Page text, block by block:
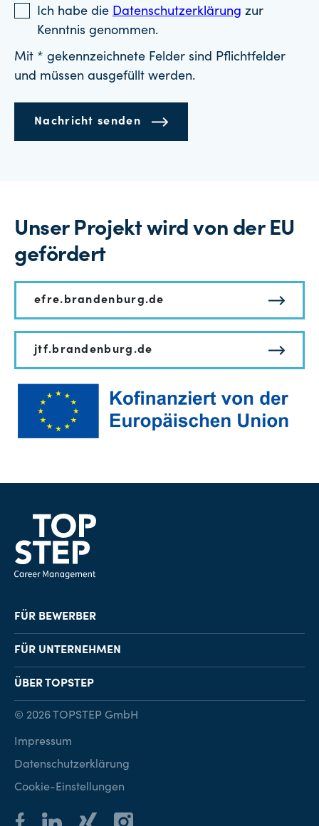
Ich habe die Datenschutzerklärung zur
Kenntnis genommen.
Mit * gekennzeichnete Felder sind Pflichtfelder
und müssen ausgefüllt werden.
Nachricht senden
Unser Projekt wird von der EU
gefördert
efre.brandenburg.de
jtf.brandenburg.de
FÜR BEWERBER
Job-Finder
Karriereberatung
FÜR UNTERNEHMEN
Personalvermittlung
Personalsuche
ÜBER TOPSTEP
Kontakt
© 2026 TOPSTEP GmbH
Impressum
Datenschutzerklärung
Cookie-Einstellungen